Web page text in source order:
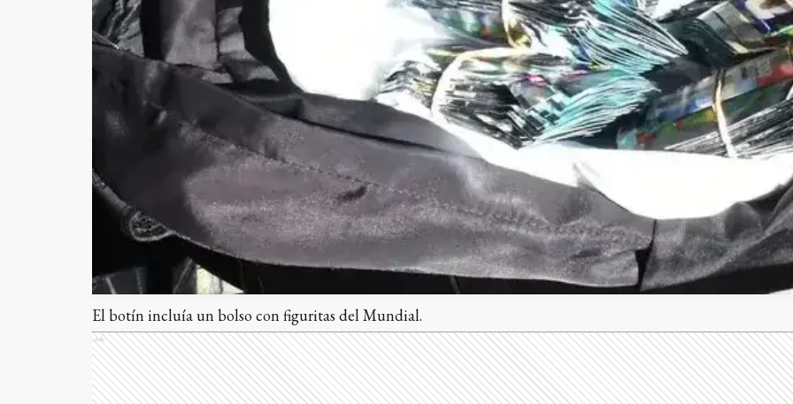
El botín incluía un bolso con figuritas del Mundial.
Ads